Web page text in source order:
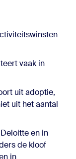
vaak in
uit adoptie,
uit het aantal
en in
de kloof
in